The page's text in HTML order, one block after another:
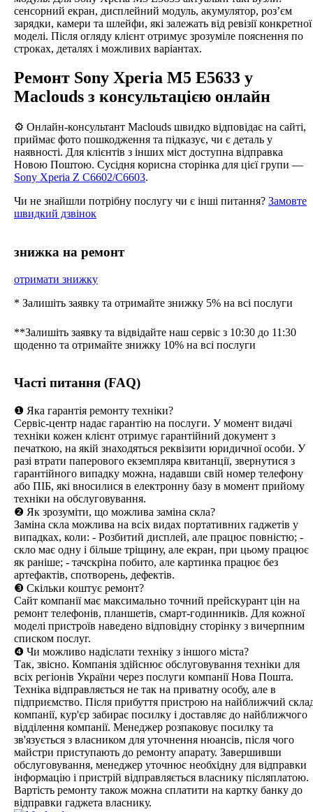
сенсорний екран, дисплейний модуль, акумулятор, роз’єм
зарядки, камери та шлейфи, які залежать від ревізії конкретної
моделі. Після огляду клієнт отримує зрозуміле пояснення по
строках, деталях і можливих варіантах.
Ремонт Sony Xperia M5 E5633 у
Maclouds з консультацією онлайн
⚙️ Онлайн-консультант Maclouds швидко відповідає на сайті,
приймає фото пошкодження та підказує, чи є деталь у
наявності. Для клієнтів з інших міст доступна відправка
Новою Поштою. Сусідня корисна сторінка для цієї групи —
Sony Xperia Z C6602/C6603.
Чи не знайшли потрібну послугу чи є інші питання? Замовте
швидкий дзвінок
знижка на ремонт
отримати знижку
* Залишіть заявку та отримайте знижку 5% на всі послуги
**Залишіть заявку та відвідайте наш сервіс з 10:30 до 11:30
щоденно та отримайте знижку 10% на всі послуги
Часті питання (FAQ)
❶ Яка гарантія ремонту техніки?
Сервіс-центр надає гарантію на послуги. У момент видачі
техніки кожен клієнт отримує гарантійний документ з
печаткою, на якій знаходяться реквізити юридичної особи. У
разі втрати паперового екземпляра квитанції, звернутися з
гарантійного випадку можна, надавши свій номер телефону
або ПІБ, які вносилися в електронну базу в момент прийому
техніки на обслуговування.
❷ Як зрозуміти, що можлива заміна скла?
Заміна скла можлива на всіх видах портативних гаджетів у
випадках, коли: - Розбитий дисплей, але працює повністю; -
скло має одну і більше тріщину, але екран, при цьому працює
як раніше; - тачскріна побито, але картинка працює без
артефактів, спотворень, дефектів.
❸ Скільки коштує ремонт?
Сайт компанії має максимально точний прейскурант цін на
ремонт телефонів, планшетів, смарт-годинників. Для кожної
моделі пристроїв наведено відповідну сторінку з вичерпним
списком послуг.
❹ Чи можливо надіслати техніку з іншого міста?
Так, звісно. Компанія здійснює обслуговування техніки для
всіх регіонів України через послуги компанії Нова Пошта.
Техніка відправляється не так на приватну особу, але в
підприємство. Після прибуття пристрою на найближчий
компанії, кур'єр забирає посилку і доставляє до найближчого
відділення компанії. Менеджер розпаковує посилку та
зв'язується з власником для уточнення нюансів, після чого
майстри приступають до ремонту апарату. Завершивши
обслуговування, менеджер уточнює необхідну для відправки
інформацію і пристрій відправляється власнику післяплатою.
Вартість ремонту також можна сплатити на картку банку до
відправки гаджета власнику.